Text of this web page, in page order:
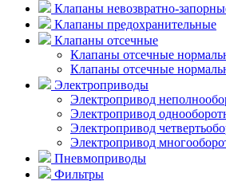
Клапаны невозвратно-
Клапаны предохранительные
Клапаны отсечные
Клапаны отсечные
Клапаны отсечные
Электроприводы
Электропривод
Электропривод
Электропривод
Электропривод
Пневмоприводы
Фильтры